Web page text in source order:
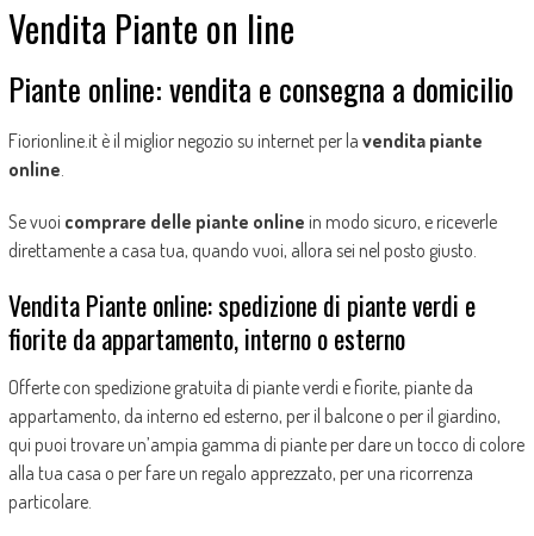
Vendita Piante on line
Piante online: vendita e consegna a domicilio
Fiorionline.it è il miglior negozio su internet per la vendita piante
online.
Se vuoi comprare delle piante online in modo sicuro, e riceverle
direttamente a casa tua, quando vuoi, allora sei nel posto giusto.
Vendita Piante online: spedizione di piante verdi e
fiorite da appartamento, interno o esterno
Offerte con spedizione gratuita di piante verdi e fiorite, piante da
appartamento, da interno ed esterno, per il balcone o per il giardino,
qui puoi trovare un’ampia gamma di piante per dare un tocco di colore
alla tua casa o per fare un regalo apprezzato, per una ricorrenza
particolare.